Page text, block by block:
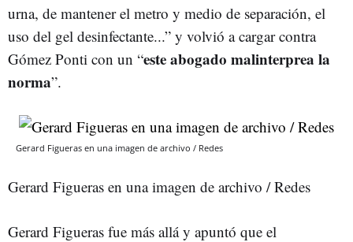
urna, de mantener el metro y medio de separación, el
uso del gel desinfectante...” y volvió a cargar contra
Gómez Ponti con un “este abogado malinterprea la
norma”.
Gerard Figueras en una imagen de archivo / Redes
Gerard Figueras en una imagen de archivo / Redes
Gerard Figueras fue más allá y apuntó que el